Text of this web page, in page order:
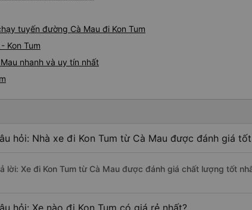
tuyến đường Cà Mau đi Kon Tum
Kon Tum
nhanh và uy tín nhất
hỏi: Nhà xe đi Kon Tum từ Cà Mau được đánh giá
lời: Xe đi Kon Tum từ Cà Mau được đánh giá chất lượng tốt